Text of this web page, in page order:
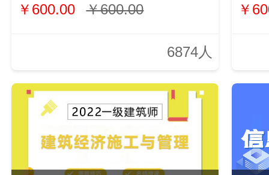
￥600.00 ￥600.00
6874人
￥